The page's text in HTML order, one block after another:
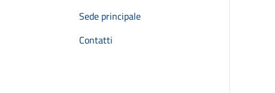
Sede principale
Contatti